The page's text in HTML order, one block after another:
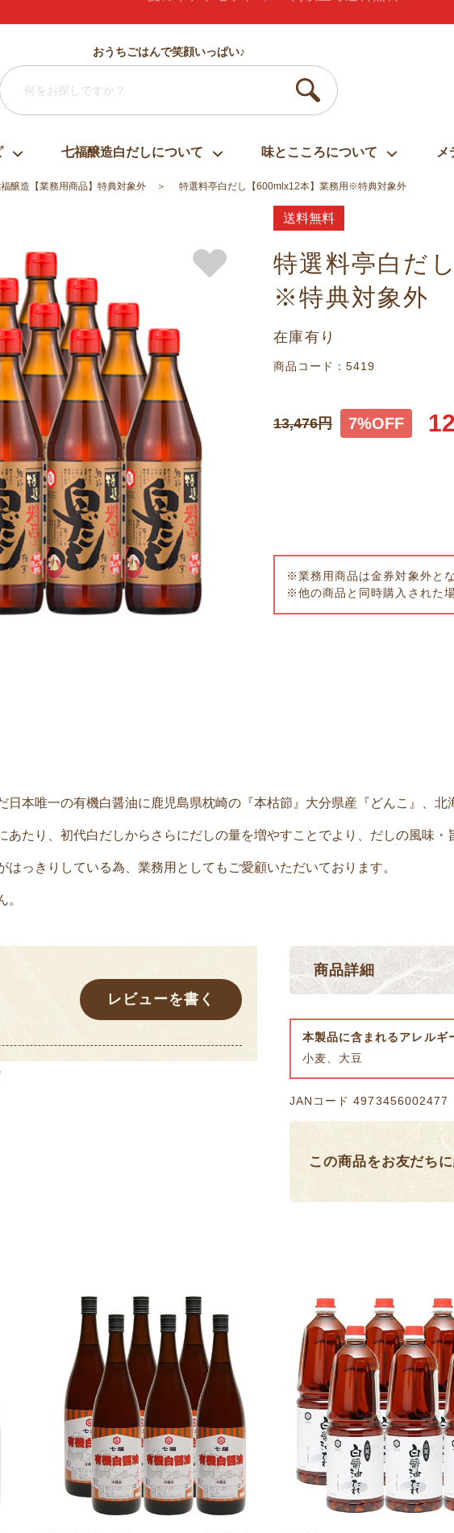
おうちごはんで笑顔いっぱい♪
七福醸造白だしについて 味とこころについて メ
醸造【業務用商品】特典対象外 特選料亭白だし【600mlx12本】業務用※特典対象外
送料無料
特選料亭白だ
※特典対象外
在庫有り
商品コード：5419
13,476円 7%OFF
※業務用商品は金券対象外と
※他の商品と同時購入された
日本唯一の有機白醤油に鹿児島県枕崎の『本枯節』大分県産『どんこ』、
あたり、初代白だしからさらにだしの量を増やすことでより、だしの風味・
っきりしている為、業務用としてもご愛顧いただいております。
。
レビューを書く
商品詳細
本製品に含まれるアレルギ
小麦、大豆
JANコード 4973456002477
この商品をお友だち